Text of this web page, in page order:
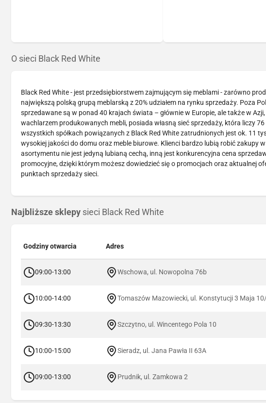
O sieci Black Red White
Black Red White - jest przedsiębiorstwem zajmującym się meblami - zarówno
największą polską grupą meblarską z 20% udziałem na rynku sprzedaży. Poza
sprzedawane są w ponad 40 krajach świata – głównie w Europie, ale także w
wachlarzem produkowanych mebli, posiada własną sieć sprzedaży, która liczy
wszystkich spółkach powiązanych z Black Red White zatrudnionych jest ok. 11
wysokiej jakości do domu oraz meble biurowe. Klienci bardzo lubią robić zakupy
asortymentu nie jest jedyną lubianą cechą, inną jest konkurencyjna cena
promocyjne, dzięki którym możesz dowiedzieć się o promocjach oraz aktualnej
punktach sprzedaży sieci.
Najbliższe sklepy sieci Black Red White
Godziny otwarcia Adres
09:00-13:00 Wschowa, ul. Nowopolna 76b
10:00-14:00 Tomaszów Mazowiecki, ul. Konstytucji 3 Maja
09:30-13:30 Szczytno, ul. Wincentego Pola 10
10:00-15:00 Sieradz, ul. Jana Pawła II 63A
09:00-13:00 Prudnik, ul. Zamkowa 2